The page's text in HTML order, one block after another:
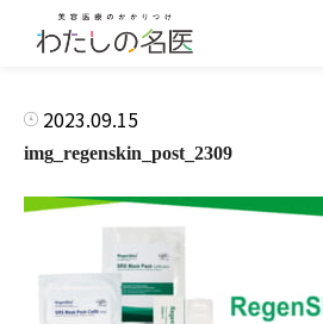
2023.09.15
img_regenskin_post_2309